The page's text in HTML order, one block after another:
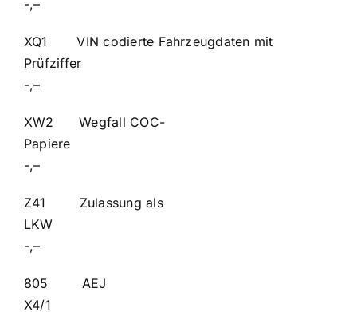
-,–
XQ1 VIN codierte Fahrzeugdaten mit
-,–
XW2 Wegfall COC-
-,–
Z41 Zulassung als
-,–
805 AEJ